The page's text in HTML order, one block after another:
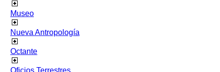
Museo
Nueva Antropología
Octante
Oficios Terrestres